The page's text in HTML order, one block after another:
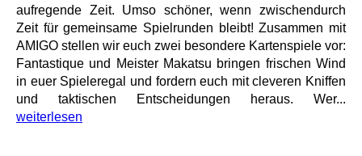
aufregende Zeit. Umso schöner, wenn zwischendurch
Zeit für gemeinsame Spielrunden bleibt! Zusammen mit
AMIGO stellen wir euch zwei besondere Kartenspiele vor:
Fantastique und Meister Makatsu bringen frischen Wind
in euer Spieleregal und fordern euch mit cleveren Kniffen
und taktischen Entscheidungen heraus. Wer...
weiterlesen